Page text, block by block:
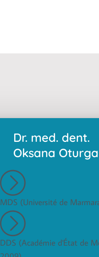
Dr. med. dent.
Oksana
MDS (Université de
DDS (Académie d'État de